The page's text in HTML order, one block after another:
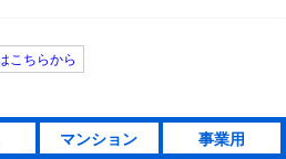
こちらから
マンション 事業用